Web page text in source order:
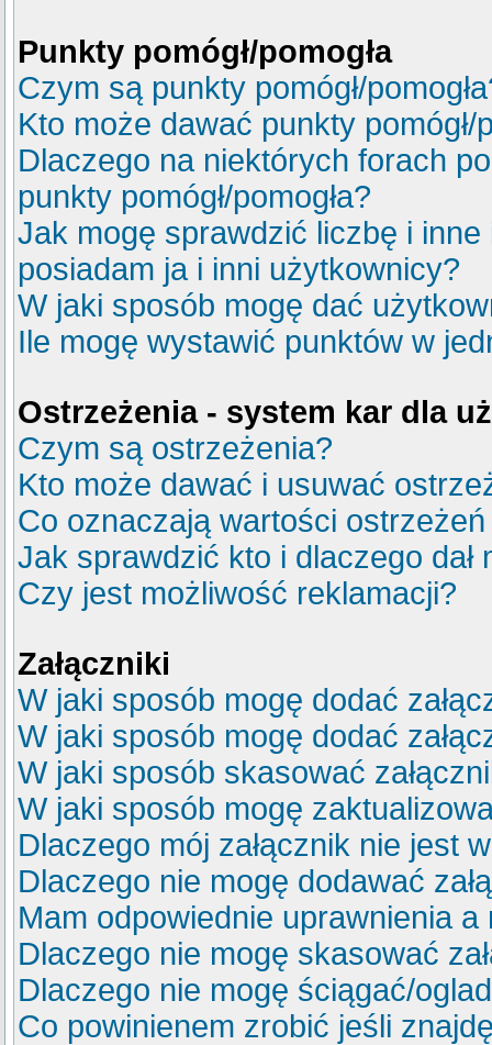
Punkty pomógł/pomogła
Czym są punkty pomógł/
Kto może dawać punkty pomógł/
Dlaczego na niektórych forach
punkty pomógł/pomogła?
Jak mogę sprawdzić liczbę i
posiadam ja i inni użytkownicy?
W jaki sposób mogę dać
Ile mogę wystawić punktów w
Ostrzeżenia - system kar dla
Czym są ostrzeżenia?
Kto może dawać i usuwać
Co oznaczają wartości
Jak sprawdzić kto i dlaczego dał
Czy jest możliwość reklamacji?
Załączniki
W jaki sposób mogę dodać
W jaki sposób mogę dodać
W jaki sposób skasować
W jaki sposób mogę
Dlaczego mój załącznik nie jest
Dlaczego nie mogę dodawać
Mam odpowiednie uprawnienia
Dlaczego nie mogę skasować
Dlaczego nie mogę ściągać/
Co powinienem zrobić jeśli